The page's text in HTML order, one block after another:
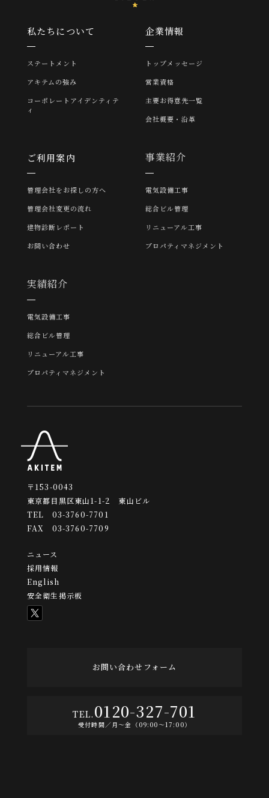
私たちについて
ステートメント
アキテムの強み
コーポレートアイデンティテ
ィ
企業情報
トップメッセージ
営業資格
主要お得意先一覧
会社概要・沿革
ご利用案内
管理会社をお探しの方へ
管理会社変更の流れ
建物診断レポート
お問い合わせ
事業紹介
電気設備工事
総合ビル管理
リニューアル工事
プロパティマネジメント
実績紹介
電気設備工事
総合ビル管理
リニューアル工事
プロパティマネジメント
〒153-0043
東京都目黒区東山1-1-2 東山ビル
TEL 03-3760-7701
FAX 03-3760-7709
ニュース
採用情報
English
安全衛生掲示板
お問い合わせフォーム
0120-327-701
受付時間／月〜金（09:00〜17:00）